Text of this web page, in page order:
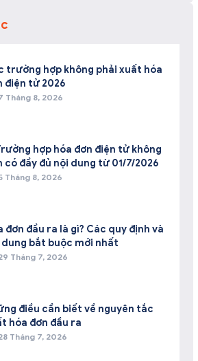
trường hợp không phải xuất hóa
điện tử 2026
Tháng 8, 2026
hợp hóa đơn điện tử không
có đầy đủ nội dung từ 01/7/2026
Tháng 8, 2026
đơn đầu ra là gì? Các quy định và
dung bắt buộc mới nhất
Tháng 7, 2026
điều cần biết về nguyên tắc
hóa đơn đầu ra
Tháng 7, 2026